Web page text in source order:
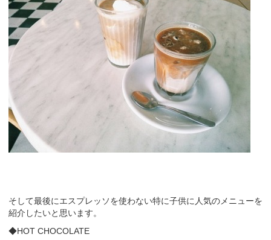
そして最後にエスプレッソを使わない特に子供に人気のメニューを
紹介したいと思います。
◆HOT CHOCOLATE